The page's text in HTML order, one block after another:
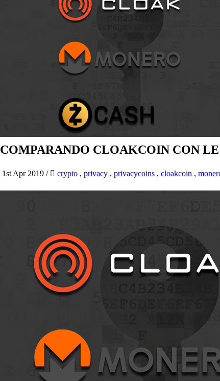
COMPARANDO CLOAKCOIN CON
1st Apr 2019 / crypto , privacy , privacycoins , cloakcoin ,